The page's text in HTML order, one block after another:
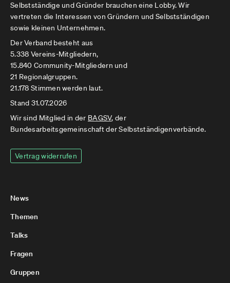
Selbstständige und Gründer brauchen eine Lobby. Wir
vertreten die Interessen von Gründern und Selbstständigen
sowie kleinen Unternehmen.
Der Verband besteht aus
5.338 Vereins-Mitgliedern,
15.840 Community-Mitgliedern und
21 Regionalgruppen.
21.178 Stimmen werden laut.
Stand 31.07.2026
Wir sind Mitglied in der BAGSV, der
Bundesarbeitsgemeinschaft der Selbstständigenverbände.
Vertrag widerrufen
News
Themen
Talks
Fragen
Gruppen